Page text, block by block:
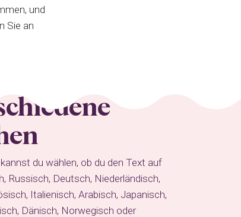
und
Sie an
du wählen, ob du den Text auf
Russisch, Deutsch, Niederländisch,
Italienisch, Arabisch, Japanisch,
Dänisch, Norwegisch oder